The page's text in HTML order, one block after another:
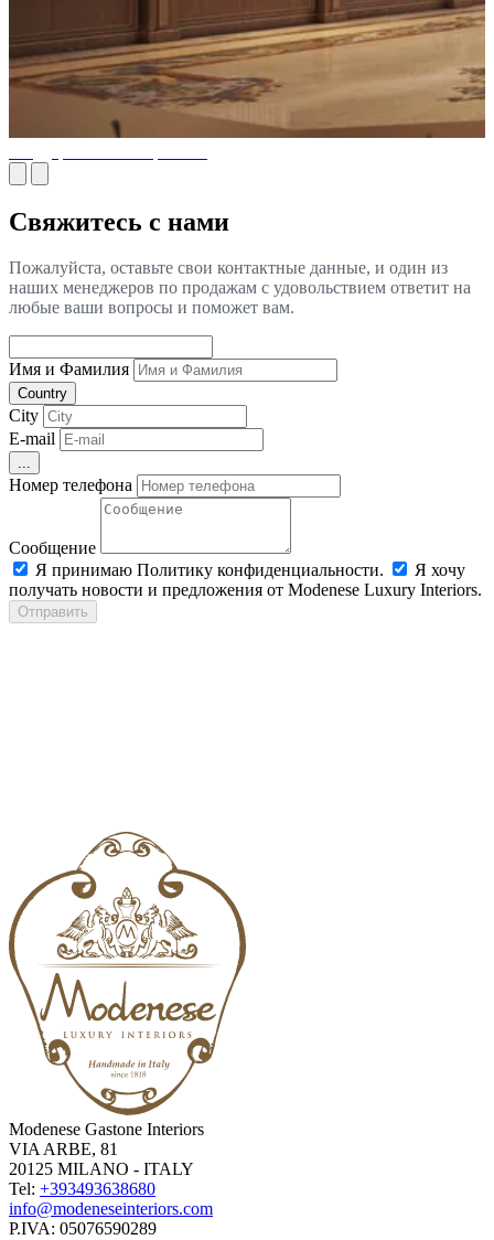
Свяжитесь с нами
Пожалуйста, оставьте свои контактные данные, и один из
наших менеджеров по продажам с удовольствием ответит на
любые ваши вопросы и поможет вам.
Имя и Фамилия
Country
City
E-mail
...
Номер телефона
Сообщение
Я принимаю Политику конфиденциальности.
Я хочу
получать новости и предложения от Modenese Luxury Interiors.
Отправить
Modenese Gastone Interiors
VIA ARBE, 81
20125 MILANO - ITALY
Tel: +393493638680
info@modeneseinteriors.com
P.IVA: 05076590289